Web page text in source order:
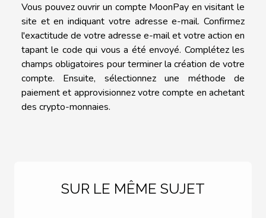
Vous pouvez ouvrir un compte MoonPay en visitant le
site et en indiquant votre adresse e-mail. Confirmez
l'exactitude de votre adresse e-mail et votre action en
tapant le code qui vous a été envoyé. Complétez les
champs obligatoires pour terminer la création de votre
compte. Ensuite, sélectionnez une méthode de
paiement et approvisionnez votre compte en achetant
des crypto-monnaies.
SUR LE MÊME SUJET